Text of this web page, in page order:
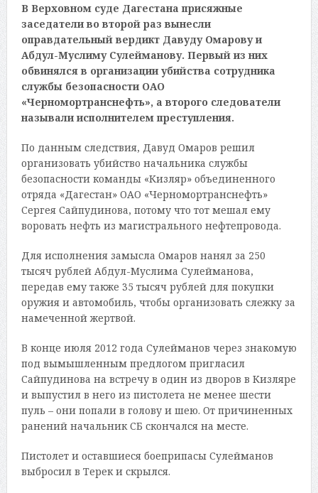
В Верховном суде Дагестана присяжные
заседатели во второй раз вынесли
оправдательный вердикт Давуду Омарову и
Абдул-Муслиму Сулейманову. Первый из них
обвинялся в организации убийства сотрудника
службы безопасности ОАО
«Черномортранснефть», а второго следователи
называли исполнителем преступления.
По данным следствия, Давуд Омаров решил
организовать убийство начальника службы
безопасности команды «Кизляр» объединенного
отряда «Дагестан» ОАО «Черномортранснефть»
Сергея Сайпудинова, потому что тот мешал ему
воровать нефть из магистрального нефтепровода.
Для исполнения замысла Омаров нанял за 250
тысяч рублей Абдул-Муслима Сулейманова,
передав ему также 35 тысяч рублей для покупки
оружия и автомобиль, чтобы организовать слежку за
намеченной жертвой.
В конце июля 2012 года Сулейманов через знакомую
под вымышленным предлогом пригласил
Сайпудинова на встречу в один из дворов в Кизляре
и выпустил в него из пистолета не менее шести
пуль – они попали в голову и шею. От причиненных
ранений начальник СБ скончался на месте.
Пистолет и оставшиеся боеприпасы Сулейманов
выбросил в Терек и скрылся.